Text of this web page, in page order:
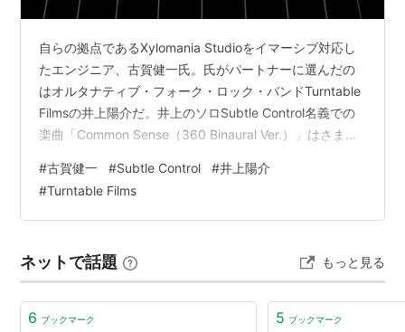
自らの拠点であるXylomania Studioをイマーシブ対応し
たエンジニア、古賀健一氏。氏がパートナーに選んだの
はオルタナティブ・フォーク・ロック・バンドTurntable
Filmsの井上陽介だ。井上のソロSubtle Control名義での
楽曲「Common Sense（360 Binaural Ver.）」はさまざ
と移りゆく仕上がりとなった。 ▼「Common
Sense（360 Binaural Ver.）」をAmazon Music
Unlimitedで聴く（スマートフォン推奨） Amazon Music
#古賀健一 #Subtle Control #井上陽介
#Turntable Films
ネットで話題 もっと見る
6 ブックマーク 5 ブックマーク